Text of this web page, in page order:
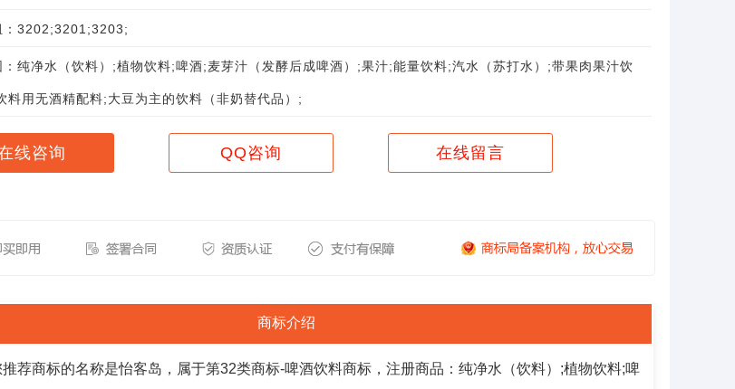
：3202;3201;3203;
：纯净水（饮料）;植物饮料;啤酒;麦芽汁（发酵后成啤酒）;果汁;能量饮料;汽水（苏打水）;带果肉果汁饮
料用无酒精配料;大豆为主的饮料（非奶替代品）;
线咨询 QQ咨询 在线留言
商标介绍
荐商标的名称是怡客岛，属于第32类商标-啤酒饮料商标，注册商品：纯净水（饮料）;植物饮料;啤